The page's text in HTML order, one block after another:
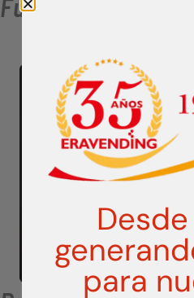
Fundador GRUPO
para